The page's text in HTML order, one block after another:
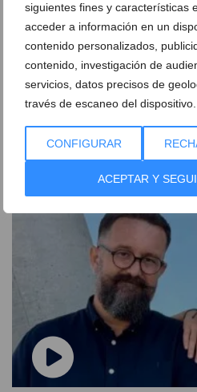
siguientes fines y características
acceder a información en un
contenido personalizados,
contenido, investigación de
servicios, datos precisos de
través de escaneo del dispositivo.
CONFIGURAR
ACEPTAR Y
Dénia pospone el inicio de
por la final del Mundial de
15 de julio de 2026